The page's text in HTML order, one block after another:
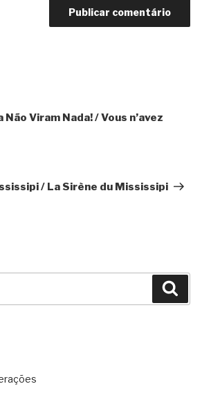
Viram Nada! / Vous n’avez
/ La Sirène du Mississipi